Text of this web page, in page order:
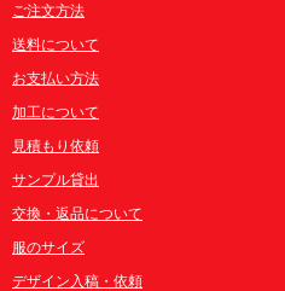
ご注文方法
送料について
お支払い方法
加工について
見積もり依頼
サンプル貸出
交換・返品について
服のサイズ
デザイン入稿・依頼